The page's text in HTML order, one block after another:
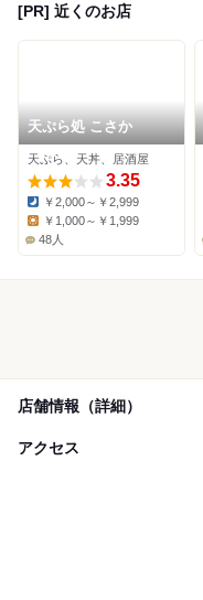
[PR] 近くのお店
天ぷら処 こさか
天ぷら、天丼、居酒屋
3.35
Dinner:
￥2,000～￥2,999
Lunch:
￥1,000～￥1,999
48人
店舗情報（詳細）
アクセス